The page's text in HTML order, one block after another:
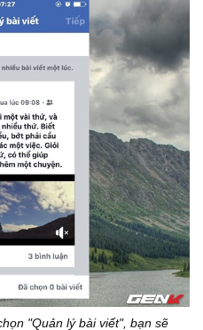
"Quản lý bài viết", bạn sẽ